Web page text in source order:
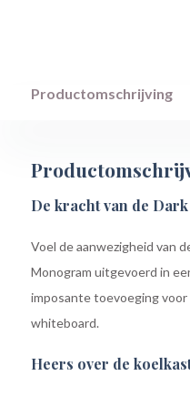
Productomschrijving
De kracht van de
Voel de aanwezigheid van
Monogram uitgevoerd in
imposante toevoeging voor
whiteboard.
Heers over de